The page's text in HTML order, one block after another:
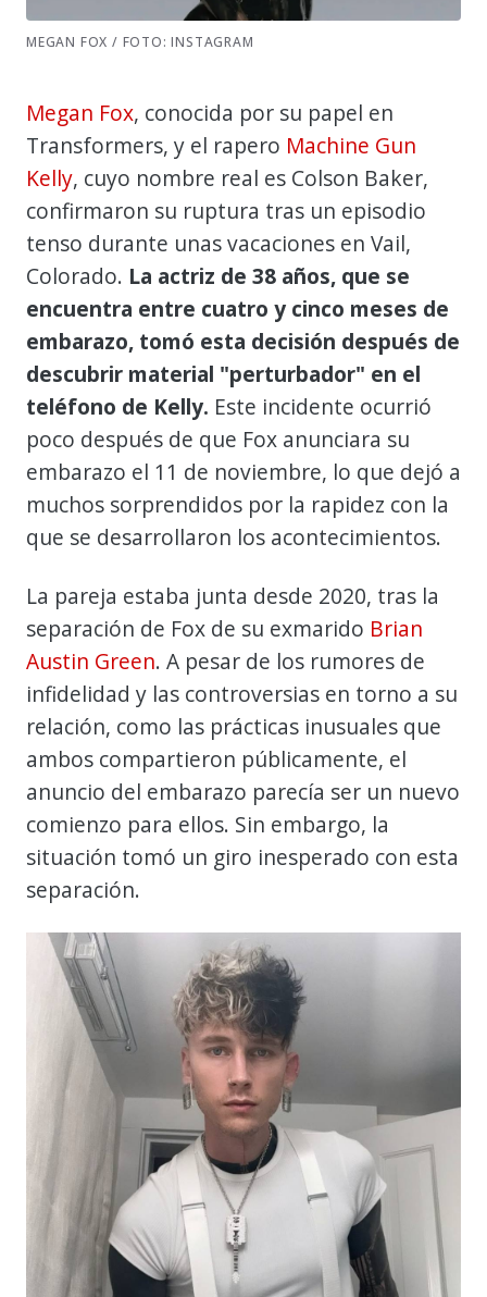
MEGAN FOX / FOTO: INSTAGRAM
Megan Fox, conocida por su papel en
Transformers, y el rapero Machine Gun
Kelly, cuyo nombre real es Colson Baker,
confirmaron su ruptura tras un episodio
tenso durante unas vacaciones en Vail,
Colorado. La actriz de 38 años, que se
encuentra entre cuatro y cinco meses de
embarazo, tomó esta decisión después de
descubrir material "perturbador" en el
teléfono de Kelly. Este incidente ocurrió
poco después de que Fox anunciara su
embarazo el 11 de noviembre, lo que dejó a
muchos sorprendidos por la rapidez con la
que se desarrollaron los acontecimientos.
La pareja estaba junta desde 2020, tras la
separación de Fox de su exmarido Brian
Austin Green. A pesar de los rumores de
infidelidad y las controversias en torno a su
relación, como las prácticas inusuales que
ambos compartieron públicamente, el
anuncio del embarazo parecía ser un nuevo
comienzo para ellos. Sin embargo, la
situación tomó un giro inesperado con esta
separación.